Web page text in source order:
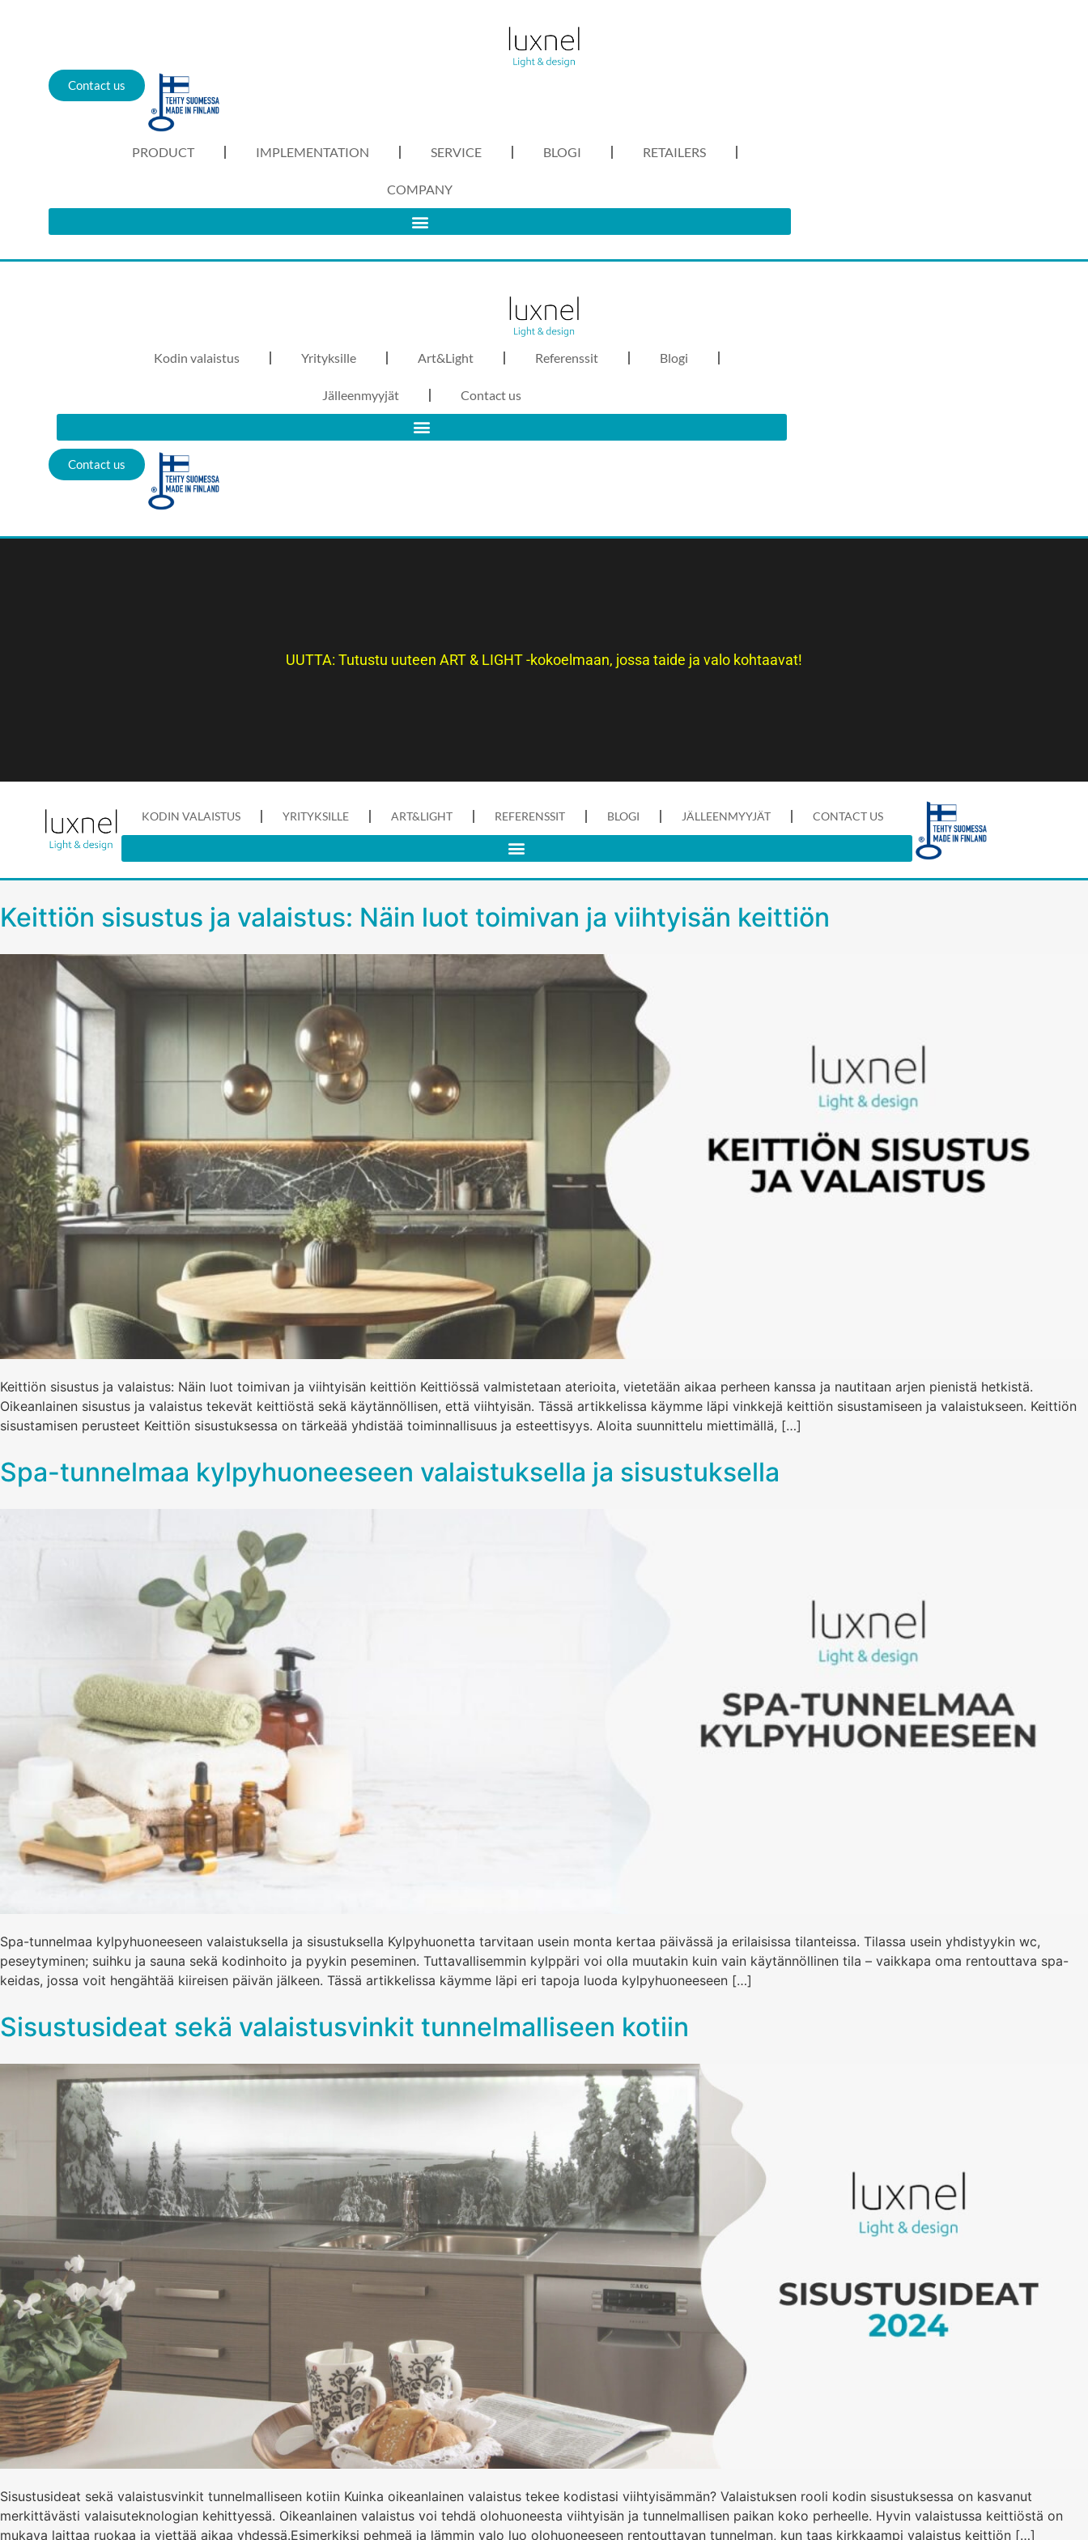
Contact us
PRODUCT IMPLEMENTATION SERVICE BLOGI RETAILERS
COMPANY
Kodin valaistus Yrityksille Art&Light Referenssit Blogi
Jälleenmyyjät Contact us
Contact us
UUTTA: Tutustu uuteen ART & LIGHT -kokoelmaan, jossa taide ja valo kohtaavat!
KODIN VALAISTUS YRITYKSILLE ART&LIGHT REFERENSSIT BLOGI JÄLLEENMYYJÄT CONTACT US
Keittiön sisustus ja valaistus: Näin luot toimivan ja viihtyisän keittiön
Keittiön sisustus ja valaistus: Näin luot toimivan ja viihtyisän keittiön Keittiössä valmistetaan aterioita, vietetään aikaa perheen kanssa ja nautitaan arjen pienistä hetkistä.
Oikeanlainen sisustus ja valaistus tekevät keittiöstä sekä käytännöllisen, että viihtyisän. Tässä artikkelissa käymme läpi vinkkejä keittiön sisustamiseen ja valaistukseen. Keittiön
sisustamisen perusteet Keittiön sisustuksessa on tärkeää yhdistää toiminnallisuus ja esteettisyys. Aloita suunnittelu miettimällä, […]
Spa-tunnelmaa kylpyhuoneeseen valaistuksella ja sisustuksella
Spa-tunnelmaa kylpyhuoneeseen valaistuksella ja sisustuksella Kylpyhuonetta tarvitaan usein monta kertaa päivässä ja erilaisissa tilanteissa. Tilassa usein yhdistyykin wc,
peseytyminen; suihku ja sauna sekä kodinhoito ja pyykin peseminen. Tuttavallisemmin kylppäri voi olla muutakin kuin vain käytännöllinen tila – vaikkapa oma rentouttava spa-
keidas, jossa voit hengähtää kiireisen päivän jälkeen. Tässä artikkelissa käymme läpi eri tapoja luoda kylpyhuoneeseen […]
Sisustusideat sekä valaistusvinkit tunnelmalliseen kotiin ​
Sisustusideat sekä valaistusvinkit tunnelmalliseen kotiin Kuinka oikeanlainen valaistus tekee kodistasi viihtyisämmän? Valaistuksen rooli kodin sisustuksessa on kasvanut
merkittävästi valaisuteknologian kehittyessä. Oikeanlainen valaistus voi tehdä olohuoneesta viihtyisän ja tunnelmallisen paikan koko perheelle. Hyvin valaistussa keittiöstä on
mukava laittaa ruokaa ja viettää aikaa yhdessä.Esimerkiksi pehmeä ja lämmin valo luo olohuoneeseen rentouttavan tunnelman, kun taas kirkkaampi valaistus keittiön […]